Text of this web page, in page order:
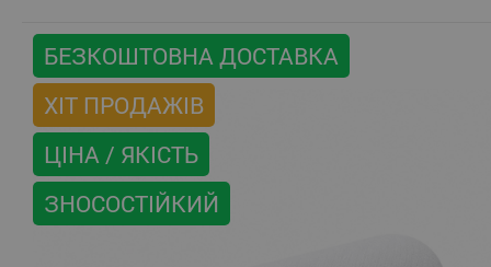
БЕЗКОШТОВНА ДОСТАВКА
ХІТ ПРОДАЖІВ
ЦІНА / ЯКІСТЬ
ЗНОСОСТІЙКИЙ